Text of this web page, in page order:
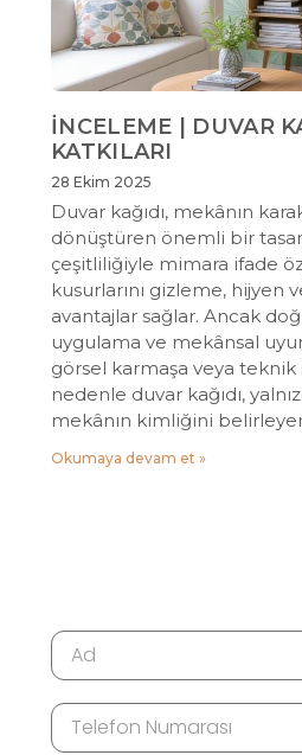
İNCELEME | DUVAR
KATKILARI
28 Ekim 2025
Duvar kağıdı, mekânın
dönüştüren önemli bir
çeşitliliğiyle mimara ifade
kusurlarını gizleme, hijyen
avantajlar sağlar. Ancak
uygulama ve mekânsal
görsel karmaşa veya
nedenle duvar kağıdı,
mekânın kimliğini
Okumaya devam et »